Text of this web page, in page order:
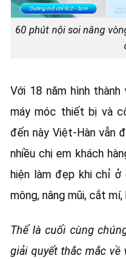
60 phút nội soi nâng
Với 18 năm hình
máy móc thiết bị và
đến này Việt-Hàn vẫn
nhiều chị em khách
hiện làm đẹp khi chỉ ở
mông, nâng mũi, cắt
Thế là cuối cùng
giải quyết thắc mắc